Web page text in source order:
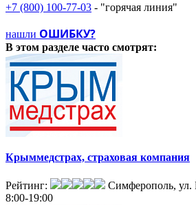
программы обязательного медицинского
+7 (800) 100-77-03 - "горячая линия"
нашли ОШИБКУ?
В этом разделе часто смотрят:
Крыммедстрах, страховая компания
Рейтинг:
Симферополь, ул.
8:00-19:00